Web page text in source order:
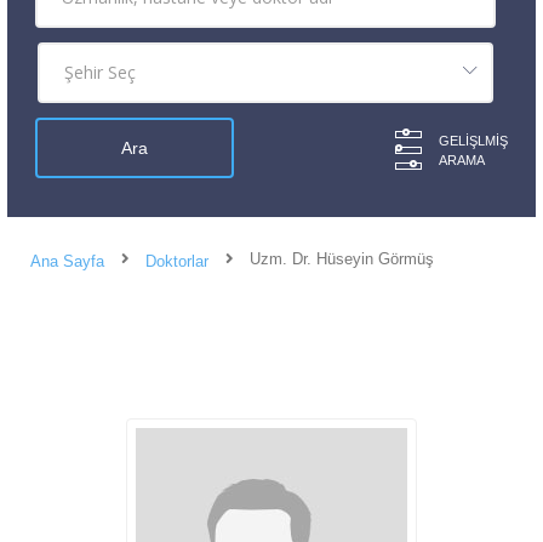
GELIŞLMIŞ
ARAMA
Ana Sayfa Doktorlar Uzm. Dr. Hüseyin Görmüş